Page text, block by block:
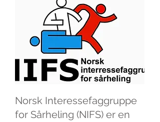
Norsk Interessefaggruppe
for Sårheling (NIFS) er en